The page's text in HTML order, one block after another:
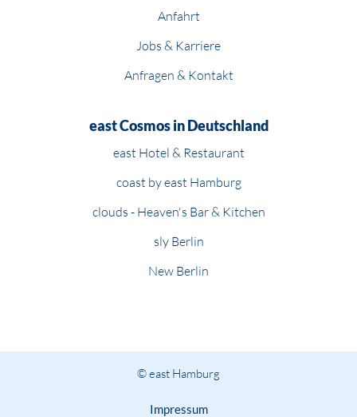
Anfahrt
Jobs & Karriere
Anfragen & Kontakt
east Cosmos in Deutschland
east Hotel & Restaurant
coast by east Hamburg
clouds - Heaven's Bar & Kitchen
sly Berlin
New Berlin
© east Hamburg
Impressum